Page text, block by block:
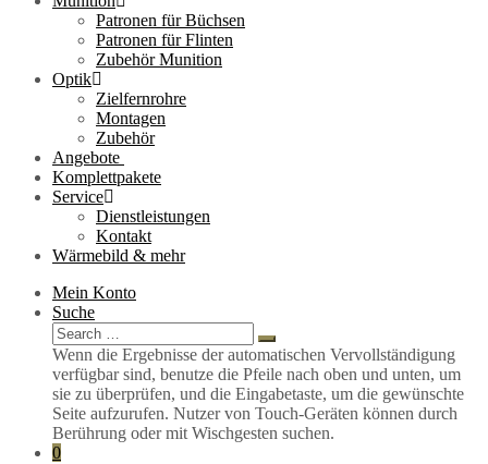
Patronen für Büchsen
Patronen für Flinten
Zubehör Munition
Optik
Zielfernrohre
Montagen
Zubehör
Angebote
Komplettpakete
Service
Dienstleistungen
Kontakt
Wärmebild & mehr
Mein Konto
Suche
Search
for:
Search
Wenn die Ergebnisse der automatischen Vervollständigung
verfügbar sind, benutze die Pfeile nach oben und unten, um
sie zu überprüfen, und die Eingabetaste, um die gewünschte
Seite aufzurufen. Nutzer von Touch-Geräten können durch
Berührung oder mit Wischgesten suchen.
0